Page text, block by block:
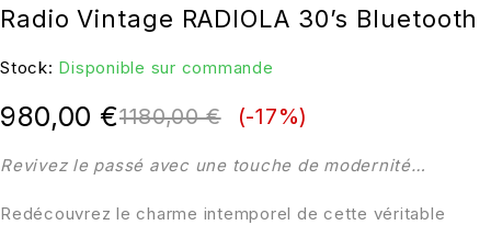
Radio Vintage RADIOLA 30’s Bluetooth
Stock: Disponible sur commande
Revivez le passé avec une touche de modernité…
Redécouvrez le charme intemporel de cette véritable
1180,00€
980,00 € (-17%)